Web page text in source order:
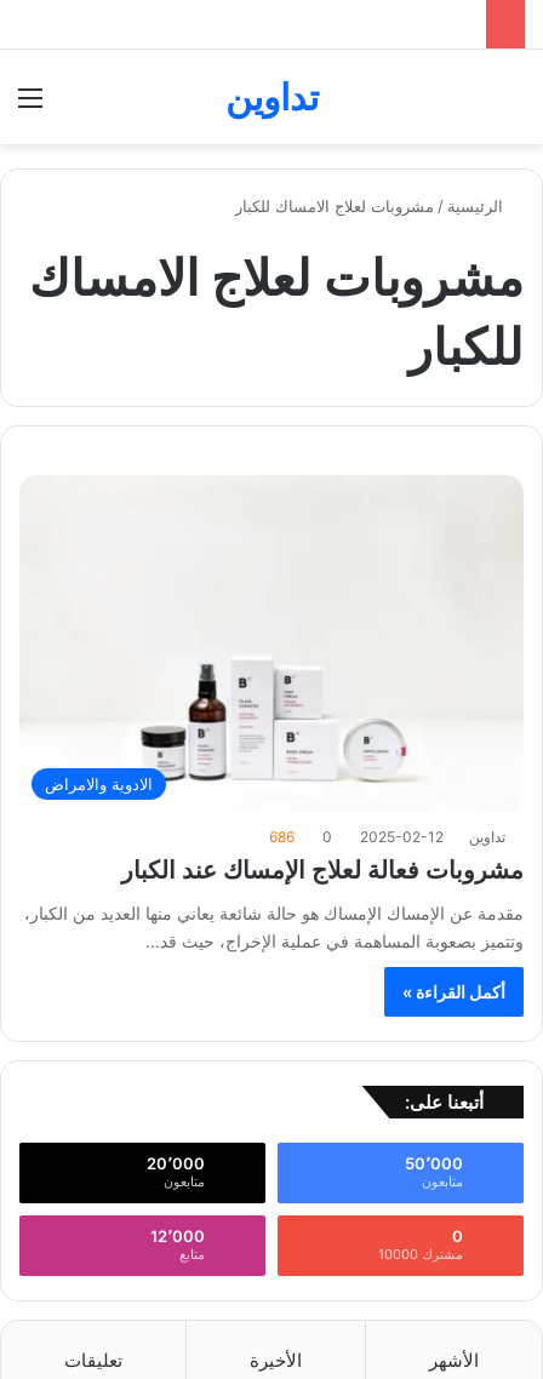
تداوين
الرئيسية / مشروبات لعلاج الامساك للكبار
مشروبات لعلاج الامساك
للكبار
الادوية والامراض
تداوين 2025-02-12
0
686
مشروبات فعالة لعلاج الإمساك عند الكبار
مقدمة عن الإمساك الإمساك هو حالة شائعة يعاني منها العديد من الكبار،
وتتميز بصعوبة المساهمة في عملية الإخراج، حيث قد…
أكمل القراءة »
أتبعنا على:
50٬000
متابعون
20٬000
متابعون
0
مشترك 10000
12٬000
متابع
الأشهر الأخيرة تعليقات